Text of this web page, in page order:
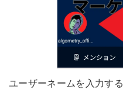
ユーザーネームを入力す